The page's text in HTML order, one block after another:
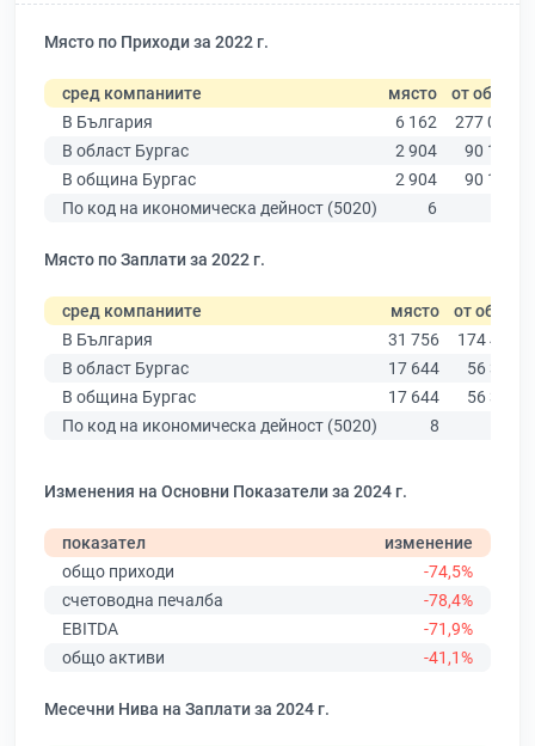
Място по Приходи за 2022 г.
сред компаниите място от общо
В България
6 162
277 019
В област Бургас
2 904
90 178
В община Бургас
2 904
90 178
По код на икономическа дейност (5020)
6
Място по Заплати за 2022 г.
сред компаниите място от общо
В България
31 756
174 403
В област Бургас
17 644
56 378
В община Бургас
17 644
56 378
По код на икономическа дейност (5020)
8
Изменения на Основни Показатели за 2024 г.
показател
изменение
общо приходи
-74,5%
счетоводна печалба
-78,4%
EBITDA
-71,9%
общо активи
-41,1%
Месечни Нива на Заплати за 2024 г.